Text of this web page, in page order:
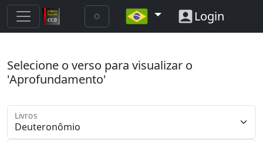
Login
Selecione o verso para visualizar o
'Aprofundamento'
Livros